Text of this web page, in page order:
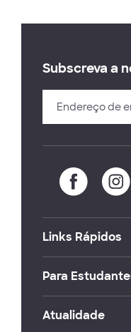
Subscreva a
Links Rápidos
Para
Atualidade